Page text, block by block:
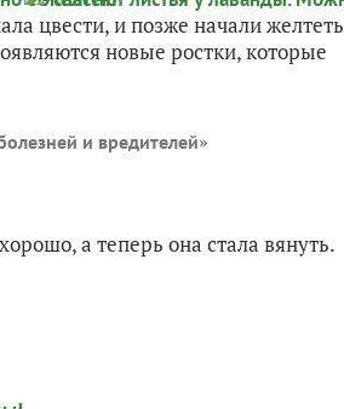
цвести, и позже начали желтеть
новые ростки, которые
и вредителей»
а теперь она стала вянуть.